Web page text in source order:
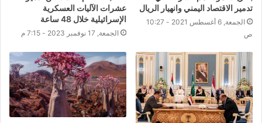
تدمير الاقتصاد اليمني وانهيار الريال
الجمعة, 6 أغسطس 2021 - 10:27
ص
عشرات الآليات العسكرية
الإسرائيلية خلال 48 ساعة
الجمعة, 17 نوفمبر 2023 - 7:15 م